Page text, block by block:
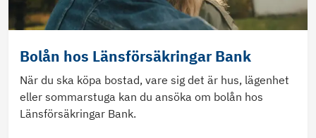
Bolån hos Länsförsäkringar Bank
När du ska köpa bostad, vare sig det är hus, lägenhet
eller sommarstuga kan du ansöka om bolån hos
Länsförsäkringar Bank.